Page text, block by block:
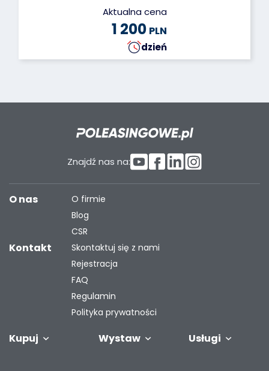
Aktualna cena
1 200 PLN
dzień
Znajdź nas na:
Kupuj Wystaw Usługi
O nas
O firmie
Blog
CSR
Kontakt
Skontaktuj się z nami
Rejestracja
FAQ
Regulamin
Polityka prywatności